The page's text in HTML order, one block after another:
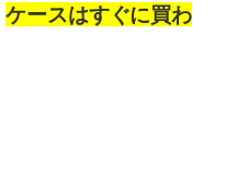
ケースはすぐに買わ